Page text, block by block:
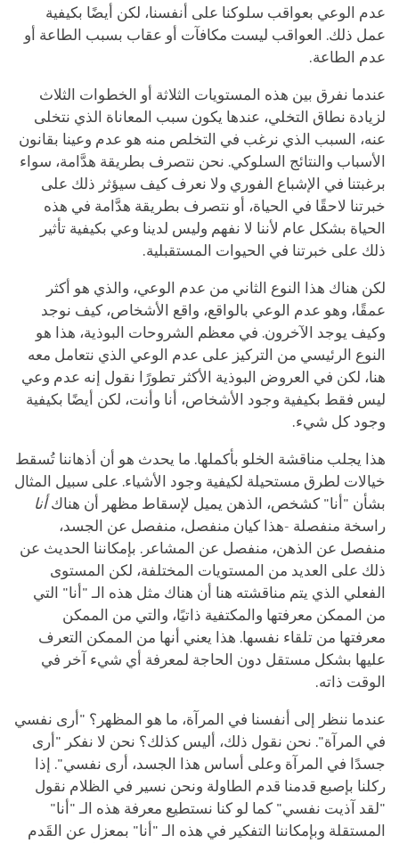
عدم الوعي بعواقب سلوكنا على أنفسنا، لكن أيضًا بكيفية
عمل ذلك. العواقب ليست مكافآت أو عقاب بسبب الطاعة أو
عدم الطاعة.
عندما نفرق بين هذه المستويات الثلاثة أو الخطوات الثلاث
لزيادة نطاق التخلي، عندها يكون سبب المعاناة الذي نتخلى
عنه، السبب الذي نرغب في التخلص منه هو عدم وعينا بقانون
الأسباب والنتائج السلوكي. نحن نتصرف بطريقة هدَّامة، سواء
برغبتنا في الإشباع الفوري ولا نعرف كيف سيؤثر ذلك على
خبرتنا لاحقًا في الحياة، أو نتصرف بطريقة هدَّامة في هذه
الحياة بشكل عام لأننا لا نفهم وليس لدينا وعي بكيفية تأثير
ذلك على خبرتنا في الحيوات المستقبلية.
لكن هناك هذا النوع الثاني من عدم الوعي، والذي هو أكثر
عمقًا، وهو عدم الوعي بالواقع، واقع الأشخاص، كيف نوجد
وكيف يوجد الآخرون. في معظم الشروحات البوذية، هذا هو
النوع الرئيسي من التركيز على عدم الوعي الذي نتعامل معه
هنا، لكن في العروض البوذية الأكثر تطورًا نقول إنه عدم وعي
ليس فقط بكيفية وجود الأشخاص، أنا وأنت، لكن أيضًا بكيفية
وجود كل شيء.
هذا يجلب مناقشة الخلو بأكملها. ما يحدث هو أن أذهاننا تُسقط
خيالات لطرق مستحيلة لكيفية وجود الأشياء. على سبيل المثال
بشأن "أنا" كشخص، الذهن يميل لإسقاط مظهر أن هناكأنا
راسخة منفصلة -هذا كيان منفصل، منفصل عن الجسد،
منفصل عن الذهن، منفصل عن المشاعر. بإمكاننا الحديث عن
ذلك على العديد من المستويات المختلفة، لكن المستوى
الفعلي الذي يتم مناقشته هنا أن هناك مثل هذه الـ "أنا" التي
من الممكن معرفتها والمكتفية ذاتيًا، والتي من الممكن
معرفتها من تلقاء نفسها. هذا يعني أنها من الممكن التعرف
عليها بشكل مستقل دون الحاجة لمعرفة أي شيء آخر في
الوقت ذاته.
عندما ننظر إلى أنفسنا في المرآة، ما هو المظهر؟ "أرى نفسي
في المرآة". نحن نقول ذلك، أليس كذلك؟ نحن لا نفكر "أرى
جسدًا في المرآة وعلى أساس هذا الجسد، أرى نفسي". إذا
ركلنا بإصبع قدمنا قدم الطاولة ونحن نسير في الظلام نقول
"لقد آذيت نفسي" كما لو كنا نستطيع معرفة هذه الـ "أنا"
المستقلة وبإمكاننا التفكير في هذه الـ "أنا" بمعزل عن القَدم